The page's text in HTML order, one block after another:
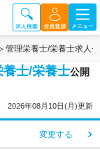
管理栄養士/栄養士求人
士/栄養士公開
2026年08月10日(月)更新
変更する